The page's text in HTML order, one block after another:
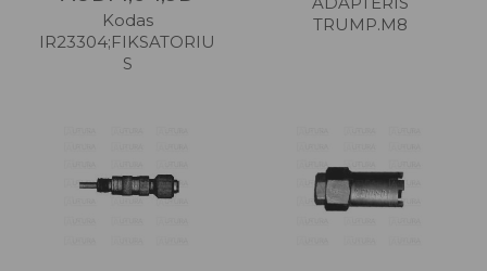
Kodas
IR23304;FIKSATORIU
S
TRUMP.M8